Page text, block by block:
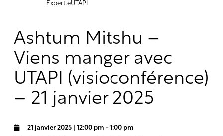
Expert.eUTAPI
Ashtum Mitshu –
Viens manger avec
UTAPI (visioconférence)
– 21 janvier 2025
21 janvier 2025 | 12:00 pm -1:00 pm